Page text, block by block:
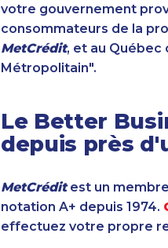
votre gouvernement
consommateurs de la
MetCrédit, et au
Métropolitain".
Le Better
depuis près
MetCréditest un
notation A+ depuis 1974.
effectuez votre propre